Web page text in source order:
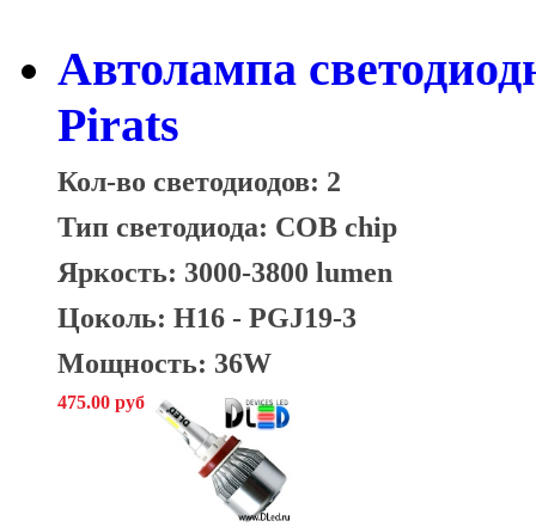
Автолампа
Pirats
Кол-во светодиодов: 2
Тип светодиода: COB chip
Яркость: 3000-3800 lumen
Цоколь: H16 - PGJ19-3
Мощность: 36W
475.00 руб